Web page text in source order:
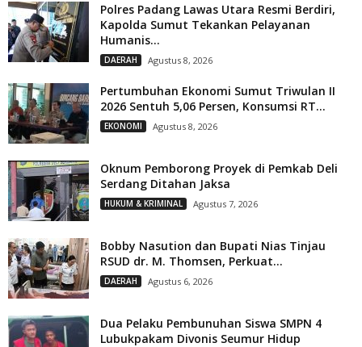
Polres Padang Lawas Utara Resmi Berdiri,
Kapolda Sumut Tekankan Pelayanan
Humanis...
DAERAH Agustus 8, 2026
Pertumbuhan Ekonomi Sumut Triwulan II
2026 Sentuh 5,06 Persen, Konsumsi RT...
EKONOMI Agustus 8, 2026
Oknum Pemborong Proyek di Pemkab Deli
Serdang Ditahan Jaksa
HUKUM & KRIMINAL Agustus 7, 2026
Bobby Nasution dan Bupati Nias Tinjau
RSUD dr. M. Thomsen, Perkuat...
DAERAH Agustus 6, 2026
Dua Pelaku Pembunuhan Siswa SMPN 4
Lubukpakam Divonis Seumur Hidup